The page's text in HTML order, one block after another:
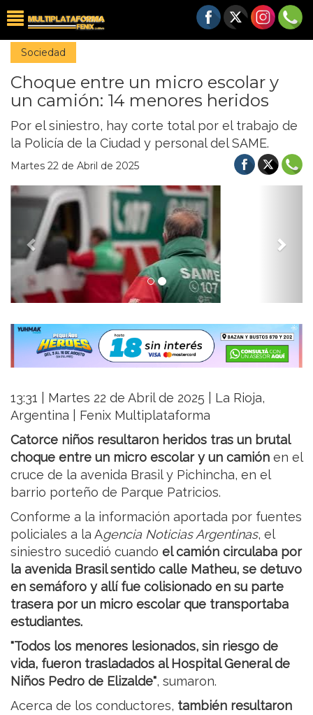
Sociedad
Choque entre un micro escolar y
un camión: 14 menores heridos
Por el siniestro, hay corte total por el trabajo de
la Policía de la Ciudad y personal del SAME.
Martes 22 de Abril de 2025
Previous
13:31 | Martes 22 de Abril de 2025 | La Rioja,
Argentina | Fenix Multiplataforma
Catorce niños resultaron heridos tras un brutal
choque entre un micro escolar y un camión en el
cruce de la avenida Brasil y Pichincha, en el
barrio porteño de Parque Patricios.
Conforme a la información aportada por fuentes
policiales a la Agencia Noticias Argentinas, el
siniestro sucedió cuando el camión circulaba por
la avenida Brasil sentido calle Matheu, se detuvo
en semáforo y allí fue colisionado en su parte
trasera por un micro escolar que transportaba
estudiantes.
"Todos los menores lesionados, sin riesgo de
vida, fueron trasladados al Hospital General de
Niños Pedro de Elizalde", sumaron.
Acerca de los conductores, también resultaron